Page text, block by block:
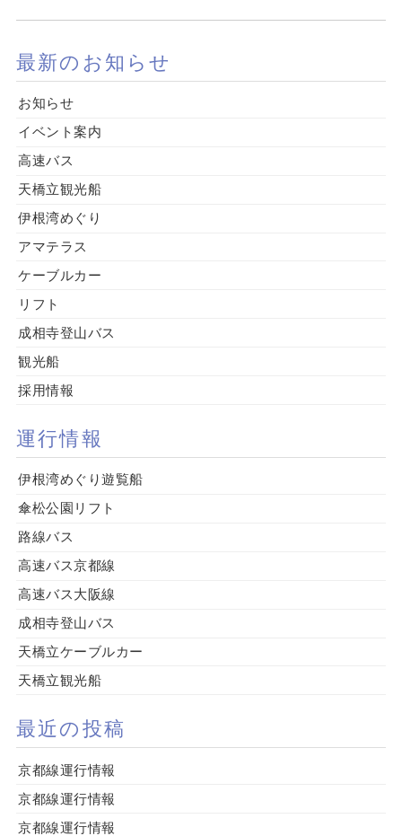
最新のお知らせ
お知らせ
イベント案内
高速バス
天橋立観光船
伊根湾めぐり
アマテラス
ケーブルカー
リフト
成相寺登山バス
観光船
採用情報
運行情報
伊根湾めぐり遊覧船
傘松公園リフト
路線バス
高速バス京都線
高速バス大阪線
成相寺登山バス
天橋立ケーブルカー
天橋立観光船
最近の投稿
京都線運行情報
京都線運行情報
京都線運行情報